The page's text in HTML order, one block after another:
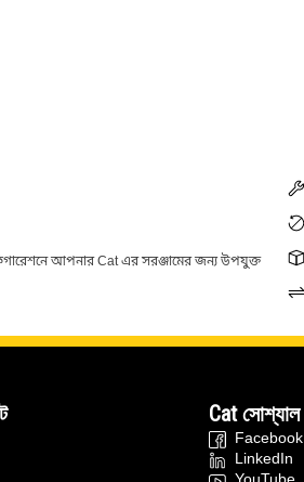
আপনার Cat এর সরঞ্জামের জন্য উপযুক্ত
Cat সোশ্যাল
Facebook
LinkedIn